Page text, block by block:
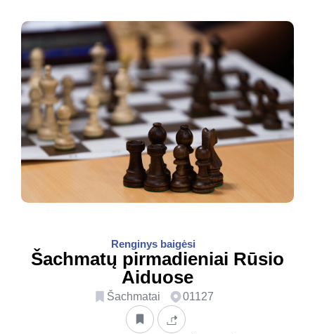
Renginys baigėsi
Šachmatų pirmadieniai Rūsio
Aiduose
Šachmatai 01127